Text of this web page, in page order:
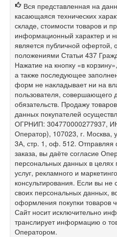
Вся представленная на
касающаяся технических
складе, стоимости товаров и
информационный характер и
является публичной офертой,
положениями Статьи 437
Нажатие на кнопку «в
а также последующее
форм не накладывает ни на
пользователя, совершающего
обязательств. Продажу
данных покупателей
ОГРНИП: 304770000277937,
Оператор), 107023, г. Москва,
3А, стр. 1, оф. 512.
заказа, вы даёте согласие
персональных данных в целях
услуг, рекламного и
консультирования. Если вы не
своих персональных данных,
оформления покупки товаров
Сайт носит исключительно
транслирует информацию о
Оператором.